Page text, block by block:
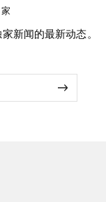
新闻的最新动态。